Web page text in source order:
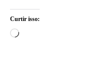
Curtir isso:
Carregando...